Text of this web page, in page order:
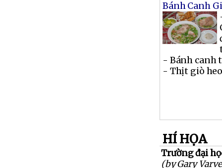
Bánh Canh
- Bánh canh
- Thịt giò
HÍ HỌA
Trường đại
(by Gary